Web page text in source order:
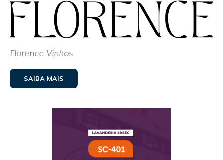
Florence Vinhos
SAIBA MAIS